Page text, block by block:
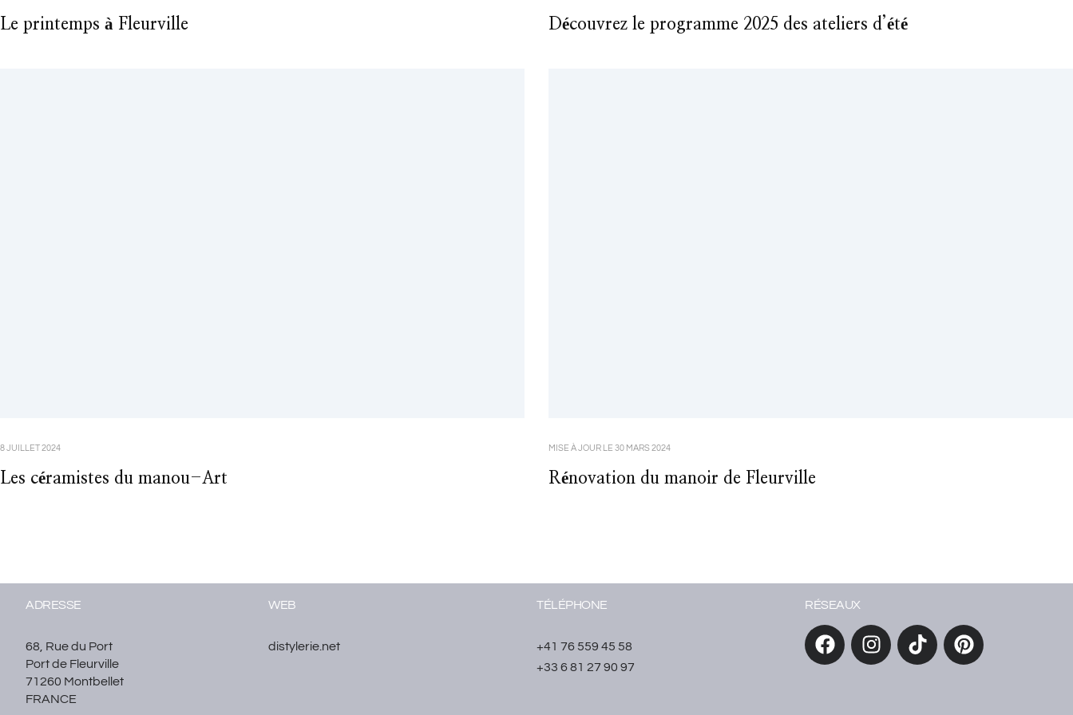
Le printemps à Fleurville Découvrez le programme 2025 des ateliers d’été
8 JUILLET 2024
Les céramistes du manou-Art
MISE À JOUR LE 30 MARS 2024
Rénovation du manoir de Fleurville
ADRESSE
68, Rue du Port
Port de Fleurville
71260 Montbellet
FRANCE
WEB
distylerie.net
TÉLÉPHONE
+41 76 559 45 58
+33 6 81 27 90 97
RÉSEAUX